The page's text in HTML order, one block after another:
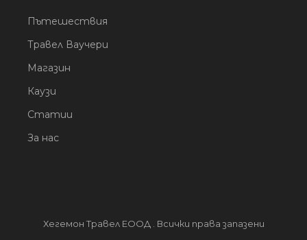
Пътешествия
Травел Ваучери
Магазин
Каузи
Статии
За нас
Хегемон Травел ЕООД . Всички права запазени